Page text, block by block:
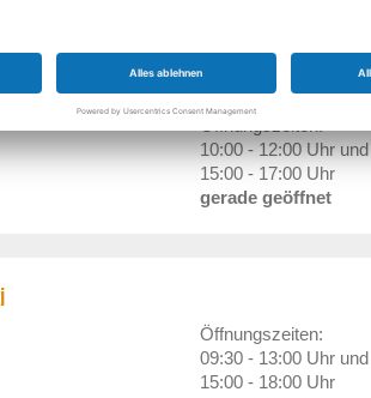
Telekom-Elektro
10:00 - 12:00 Uhr und
15:00 - 17:00 Uhr
gerade geöffnet
Öffnungszeiten:
09:30 - 13:00 Uhr und
15:00 - 18:00 Uhr